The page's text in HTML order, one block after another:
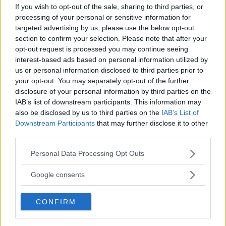
If you wish to opt-out of the sale, sharing to third parties, or
processing of your personal or sensitive information for
targeted advertising by us, please use the below opt-out
section to confirm your selection. Please note that after your
opt-out request is processed you may continue seeing
interest-based ads based on personal information utilized by
us or personal information disclosed to third parties prior to
your opt-out. You may separately opt-out of the further
disclosure of your personal information by third parties on the
IAB’s list of downstream participants. This information may
also be disclosed by us to third parties on the IAB’s List of
Downstream Participants that may further disclose it to other
Please note that this website/app uses one or more Google
not limited to your visit or usage behaviour. You may click to
use your data for below specified purposes in below Google
consent section.
Personal Data Processing Opt Outs
Google consents
CONFIRM
mistero da risolvere quanto quello
dell’assassinio del diplomatico.
Con i suoi metodi poco ortodossi, ma efficaci, il
protagonista giungerà all’inaspettato finale,
regalando scene di tensione e da togliere il fiato.
Ma non solo: Harry Hole deve combattere
anche contro i propridemoni, mentre intorno a
lui i personaggi, oscuri e pieni di difetti,
brulicano come scarafaggi impazziti.